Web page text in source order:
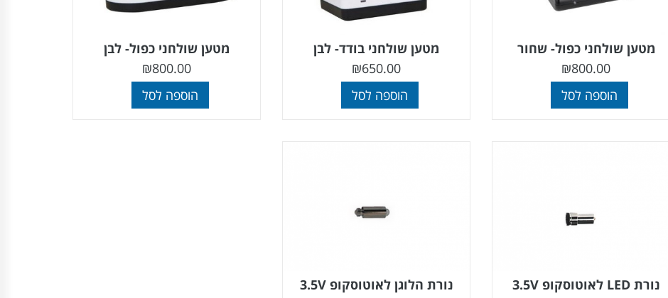
מטען שולחני כפול- שחור
₪800.00
הוספה לסל
מטען שולחני בודד- לבן
₪650.00
הוספה לסל
מטען שולחני כפול- לבן
₪800.00
הוספה לסל
נורת LED לאוטוסקופ 3.5V
נורת הלוגן לאוטוסקופ 3.5V